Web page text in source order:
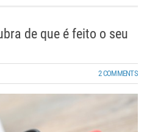
de que é feito o seu
2 COMMENTS